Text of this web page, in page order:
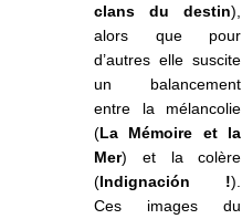
clans du destin),
alors que pour
d’autres elle suscite
un balancement
entre la mélancolie
(La Mémoire et la
Mer) et la colère
(Indignación !).
Ces images du